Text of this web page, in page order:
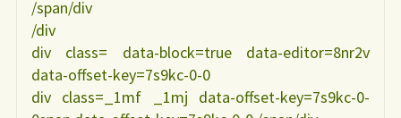
/span/div
/div
div class= data-block=true data-editor=8nr2v
data-offset-key=7s9kc-0-0
div class=_1mf _1mj data-offset-key=7s9kc-0-